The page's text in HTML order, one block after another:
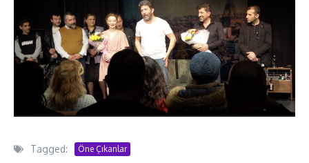
Tagged: Öne Çıkanlar